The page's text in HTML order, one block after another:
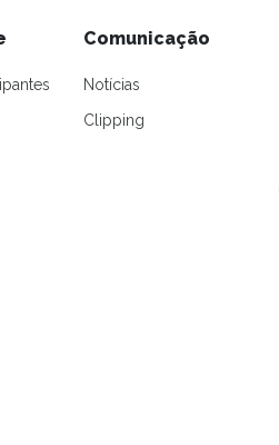
Comunicação
Notícias
Clipping